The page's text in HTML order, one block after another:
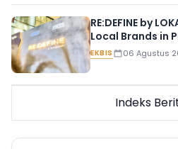
RE:DEFINE by
Local Brands in
EKBIS 06 Agustus
Indeks